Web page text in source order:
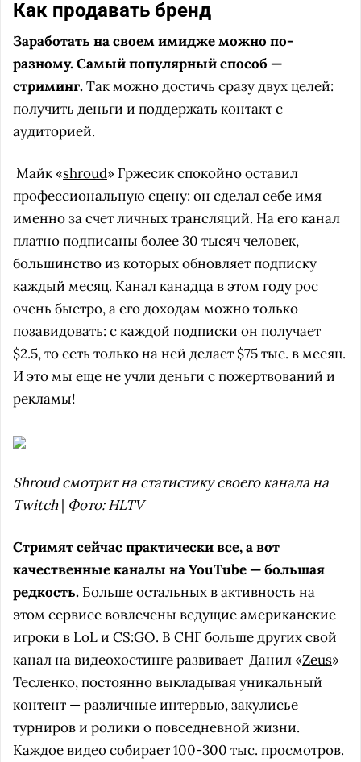
Как продавать бренд
Заработать на своем имидже можно по-
разному. Самый популярный способ —
стриминг.Так можно достичь сразу двух целей:
получить деньги и поддержать контакт с
аудиторией.
Майк «shroud» Гржесик спокойно оставил
профессиональную сцену: он сделал себе имя
именно за счет личных трансляций. На его канал
платно подписаны более 30 тысяч человек,
большинство из которых обновляет подписку
каждый месяц. Канал канадца в этом году рос
очень быстро, а его доходам можно только
позавидовать: с каждой подписки он получает
$2.5, то есть только на ней делает $75 тыс. в месяц.
И это мы еще не учли деньги с пожертвований и
рекламы!
Shroud смотрит на статистику своего канала на
Twitch| Фото: HLTV
Стримят сейчас практически все, а вот
качественные каналы на YouTube — большая
редкость. Больше остальных в активность на
этом сервисе вовлечены ведущие американские
игроки в LoL и CS:GO. В СНГ больше других свой
канал на видеохостинге развивает Данил «Zeus»
Тесленко, постоянно выкладывая уникальный
контент — различные интервью, закулисье
турниров и ролики о повседневной жизни.
Каждое видео собирает 100-300 тыс. просмотров.